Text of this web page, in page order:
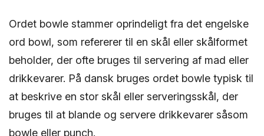
Ordet bowle stammer oprindeligt fra det engelske
ord bowl, som refererer til en skål eller skålformet
beholder, der ofte bruges til servering af mad eller
drikkevarer. På dansk bruges ordet bowle typisk til
at beskrive en stor skål eller serveringsskål, der
bruges til at blande og servere drikkevarer såsom
bowle eller punch.